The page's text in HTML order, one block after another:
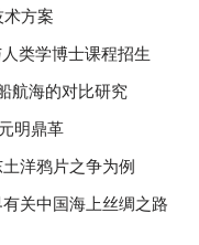
方案
类学博士课程招生
航海的对比研究
明鼎革
洋鸦片之争为例
关中国海上丝绸之路